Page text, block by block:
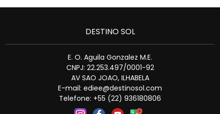
DESTINO SOL
E. O. Aguila Gonzalez M.E.
CNPJ: 22.253.497/0001-92
AV SAO JOAO, ILHABELA
E-mail: ediee@destinosol.com
Telefone: +55 (22) 936180806